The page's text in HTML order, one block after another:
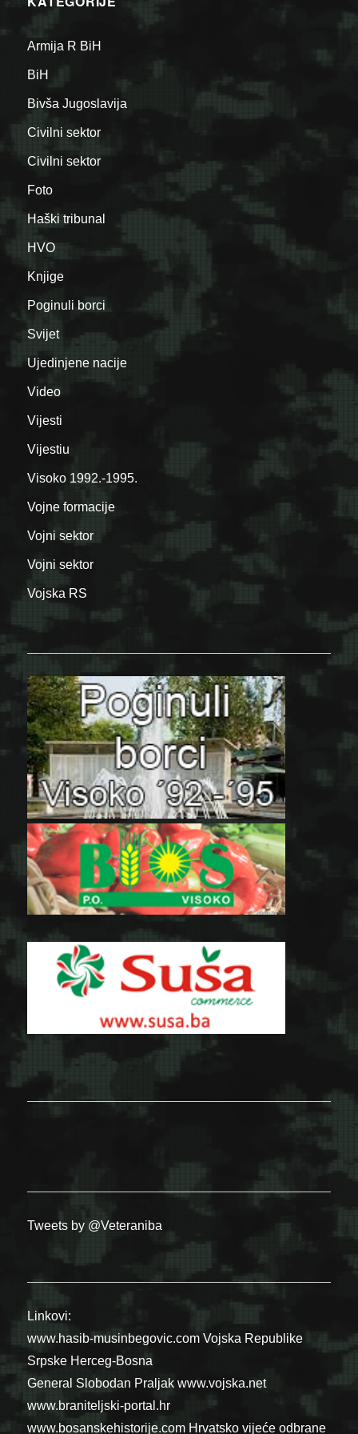
Armija R BiH
BiH
Bivša Jugoslavija
Civilni sektor
Civilni sektor
Foto
Haški tribunal
HVO
Knjige
Poginuli borci
Svijet
Ujedinjene nacije
Video
Vijesti
Vijestiu
Visoko 1992.-1995.
Vojne formacije
Vojni sektor
Vojni sektor
Vojska RS
Tweets by @Veteraniba
Linkovi:
www.hasib-musinbegovic.com Vojska Republike
Srpske Herceg-Bosna
General Slobodan Praljak www.vojska.net
www.braniteljski-portal.hr
www.bosanskehistorije.com Hrvatsko vijeće odbrane